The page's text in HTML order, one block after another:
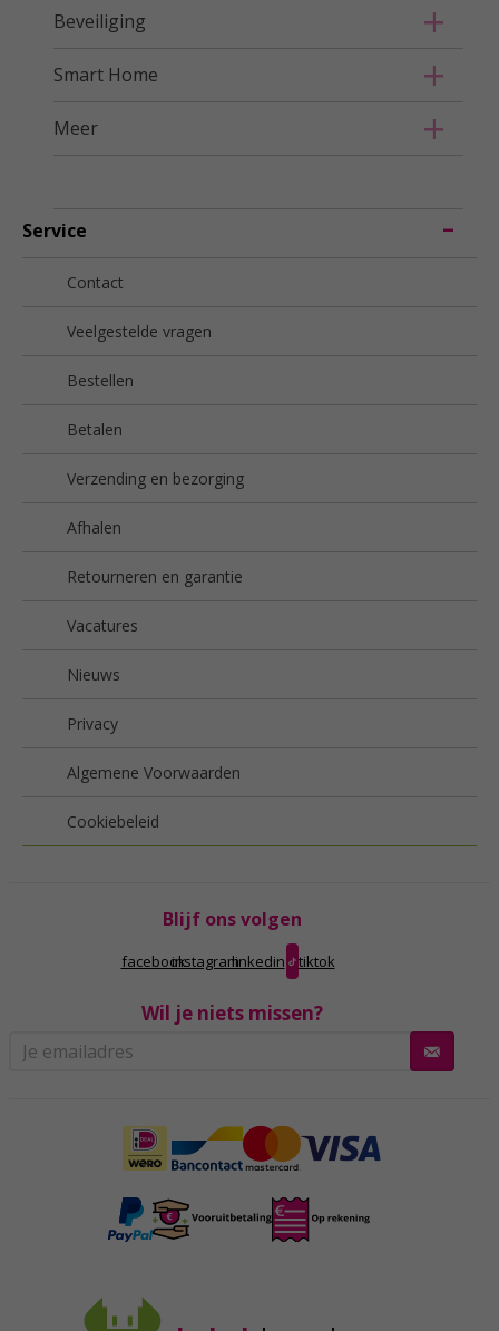
Beveiliging
Smart Home
Meer
Service
Contact
Veelgestelde vragen
Bestellen
Betalen
Verzending en bezorging
Afhalen
Retourneren en garantie
Vacatures
Nieuws
Privacy
Algemene Voorwaarden
Cookiebeleid
Blijf ons volgen
facebookinstagramlinkedin tiktok
Wil je niets missen?